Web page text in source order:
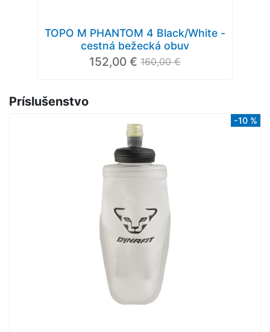
TOPO M PHANTOM 4 Black/White -
cestná bežecká obuv
152,00 € 160,00 €
Príslušenstvo
-10 %